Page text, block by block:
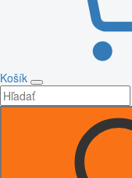
Košík